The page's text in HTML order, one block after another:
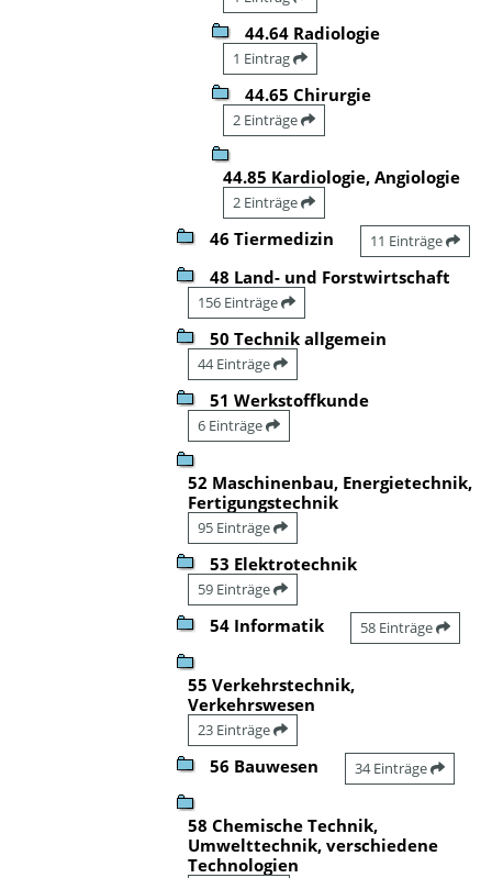
44.64 Radiologie
1 Eintrag
44.65 Chirurgie
2 Einträge
44.85 Kardiologie, Angiologie
2 Einträge
46 Tiermedizin 11 Einträge
48 Land- und Forstwirtschaft
156 Einträge
50 Technik allgemein
44 Einträge
51 Werkstoffkunde
6 Einträge
52 Maschinenbau, Energietechnik,
Fertigungstechnik
95 Einträge
53 Elektrotechnik
59 Einträge
54 Informatik 58 Einträge
55 Verkehrstechnik,
Verkehrswesen
23 Einträge
56 Bauwesen 34 Einträge
58 Chemische Technik,
Umwelttechnik, verschiedene
Technologien